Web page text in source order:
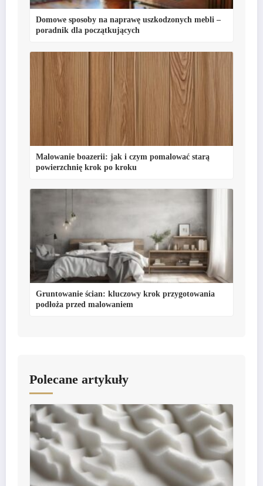
Domowe sposoby na naprawę uszkodzonych mebli –
poradnik dla początkujących
Malowanie boazerii: jak i czym pomalować starą
powierzchnię krok po kroku
Gruntowanie ścian: kluczowy krok przygotowania
podłoża przed malowaniem
Polecane artykuły